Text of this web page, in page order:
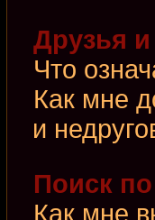
Друзья и
Что
Как мне
и
Поиск
Как мне